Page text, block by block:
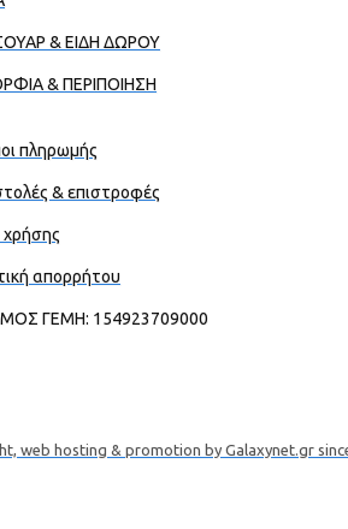
& ΕΙΔΗ ΔΩΡΟΥ
& ΠΕΡΙΠΟΙΗΣΗ
πληρωμής
& επιστροφές
χρήσης
απορρήτου
ΓΕΜΗ: 154923709000
web hosting & promotion by Galaxynet.gr